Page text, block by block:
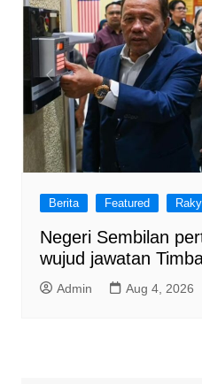
Berita Featured
Negeri Sembilan
wujud jawatan
Admin Aug 4, 2026